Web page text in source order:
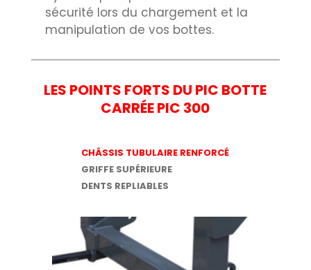
sécurité lors du chargement et la
manipulation de vos bottes.
LES POINTS FORTS DU PIC BOTTE
CARRÉE PIC 300
CHÂSSIS TUBULAIRE RENFORCÉ
GRIFFE SUPÉRIEURE
DENTS REPLIABLES